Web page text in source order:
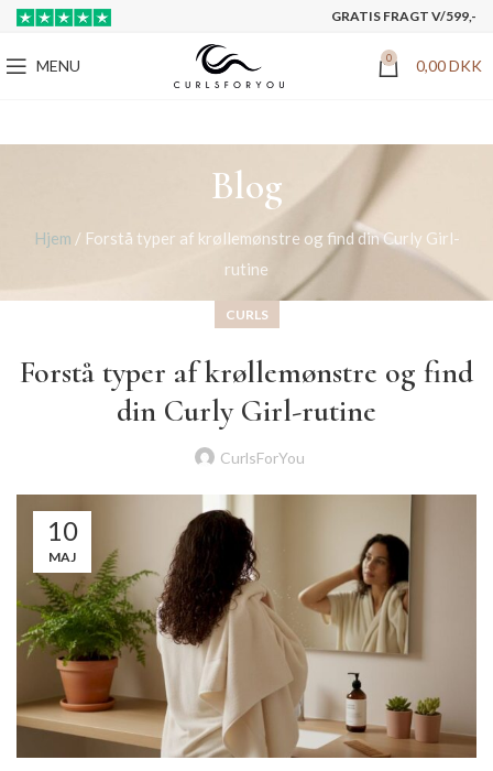
GRATIS FRAGT V/599,-
MENU 0 0,00DKK
Blog
Hjem / Forstå typer af krøllemønstre og find din Curly Girl-
rutine
CURLS
Forstå typer af krøllemønstre og find
din Curly Girl-rutine
CurlsForYou
10
MAJ